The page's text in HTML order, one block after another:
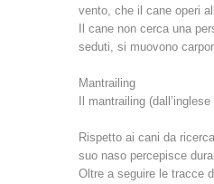
vento, che il cane operi
Il cane non cerca una
seduti, si muovono
Mantrailing
Il mantrailing
Rispetto ai cani da
suo naso percepisce
Oltre a seguire le tracce